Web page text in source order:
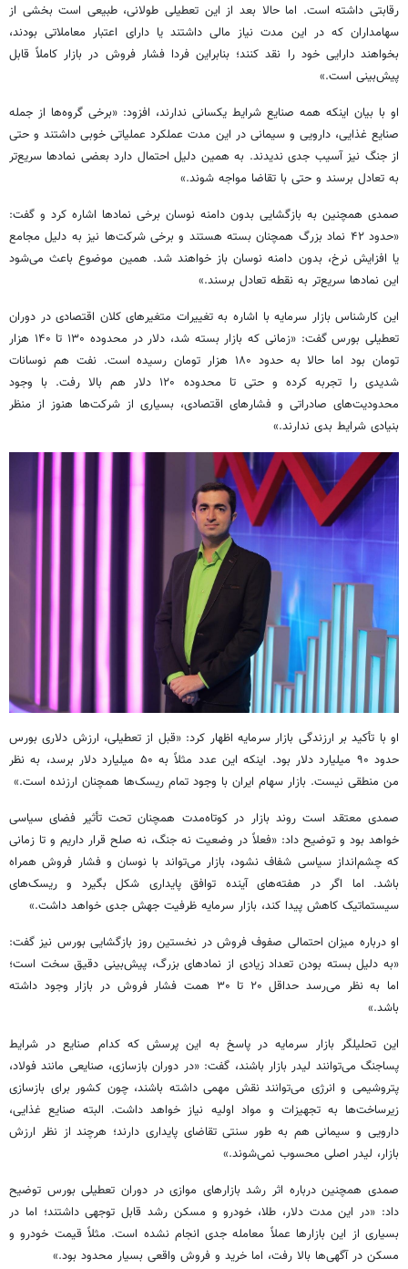
رقابتی داشته است. اما حالا بعد از این تعطیلی طولانی، طبیعی است بخشی از
سهامداران که در این مدت نیاز مالی داشتند یا دارای اعتبار معاملاتی بودند،
بخواهند دارایی خود را نقد کنند؛ بنابراین فردا فشار فروش در بازار کاملاً قابل
پیش‌بینی است.»
او با بیان اینکه همه صنایع شرایط یکسانی ندارند، افزود: «برخی گروه‌ها از جمله
صنایع غذایی، دارویی و سیمانی در این مدت عملکرد عملیاتی خوبی داشتند و حتی
از جنگ نیز آسیب جدی ندیدند. به همین دلیل احتمال دارد بعضی نمادها سریع‌تر
به تعادل برسند و حتی با تقاضا مواجه شوند.»
صمدی همچنین به بازگشایی بدون دامنه نوسان برخی نمادها اشاره کرد و گفت:
«حدود ۴۲ نماد بزرگ همچنان بسته هستند و برخی شرکت‌ها نیز به دلیل مجامع
یا افزایش نرخ، بدون دامنه نوسان باز خواهند شد. همین موضوع باعث می‌شود
این نمادها سریع‌تر به نقطه تعادل برسند.»
این کارشناس بازار سرمایه با اشاره به تغییرات متغیرهای کلان اقتصادی در دوران
تعطیلی بورس گفت: «زمانی که بازار بسته شد، دلار در محدوده ۱۳۰ تا ۱۴۰ هزار
تومان بود اما حالا به حدود ۱۸۰ هزار تومان رسیده است. نفت هم نوسانات
شدیدی را تجربه کرده و حتی تا محدوده ۱۲۰ دلار هم بالا رفت. با وجود
محدودیت‌های صادراتی و فشارهای اقتصادی، بسیاری از شرکت‌ها هنوز از منظر
بنیادی شرایط بدی ندارند.»
او با تأکید بر ارزندگی بازار سرمایه اظهار کرد: «قبل از تعطیلی، ارزش دلاری بورس
حدود ۹۰ میلیارد دلار بود. اینکه این عدد مثلاً به ۵۰ میلیارد دلار برسد، به نظر
من منطقی نیست. بازار سهام ایران با وجود تمام ریسک‌ها همچنان ارزنده است.»
صمدی معتقد است روند بازار در کوتاه‌مدت همچنان تحت تأثیر فضای سیاسی
خواهد بود و توضیح داد: «فعلاً در وضعیت نه جنگ، نه صلح قرار داریم و تا زمانی
که چشم‌انداز سیاسی شفاف نشود، بازار می‌تواند با نوسان و فشار فروش همراه
باشد. اما اگر در هفته‌های آینده توافق پایداری شکل بگیرد و ریسک‌های
سیستماتیک کاهش پیدا کند، بازار سرمایه ظرفیت جهش جدی خواهد داشت.»
او درباره میزان احتمالی صفوف فروش در نخستین روز بازگشایی بورس نیز گفت:
«به دلیل بسته بودن تعداد زیادی از نمادهای بزرگ، پیش‌بینی دقیق سخت است؛
اما به نظر می‌رسد حداقل ۲۰ تا ۳۰ همت فشار فروش در بازار وجود داشته
باشد.»
این تحلیلگر بازار سرمایه در پاسخ به این پرسش که کدام صنایع در شرایط
پساجنگ می‌توانند لیدر بازار باشند، گفت: «در دوران بازسازی، صنایعی مانند فولاد،
پتروشیمی و انرژی می‌توانند نقش مهمی داشته باشند، چون کشور برای بازسازی
زیرساخت‌ها به تجهیزات و مواد اولیه نیاز خواهد داشت. البته صنایع غذایی،
دارویی و سیمانی هم به طور سنتی تقاضای پایداری دارند؛ هرچند از نظر ارزش
بازار، لیدر اصلی محسوب نمی‌شوند.»
صمدی همچنین درباره اثر رشد بازارهای موازی در دوران تعطیلی بورس توضیح
داد: «در این مدت دلار، طلا، خودرو و مسکن رشد قابل توجهی داشتند؛ اما در
بسیاری از این بازارها عملاً معامله جدی انجام نشده است. مثلاً قیمت خودرو و
مسکن در آگهی‌ها بالا رفت، اما خرید و فروش واقعی بسیار محدود بود.»